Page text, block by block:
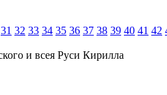
31 32 33 34 35 36 37 38 39 40 41 42
и всея Руси Кирилла